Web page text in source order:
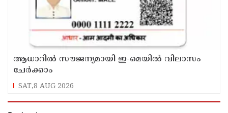
ആധാറിൽ സൗജന്യമായി ഇ-മെയിൽ വിലാസം
ചേർക്കാം
SAT,8 AUG 2026